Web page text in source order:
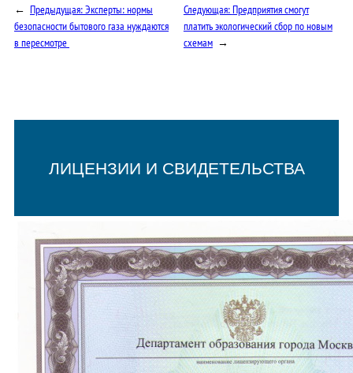
← Предыдущая:Эксперты: нормы
безопасности бытового газа нуждаются
в пересмотре
Следующая:Предприятия смогут
платить экологический сбор по новым
схемам →
ЛИЦЕНЗИИ И СВИДЕТЕЛЬСТВА